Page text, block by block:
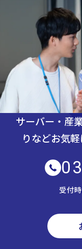
サーバー・産
りなどお気
受付